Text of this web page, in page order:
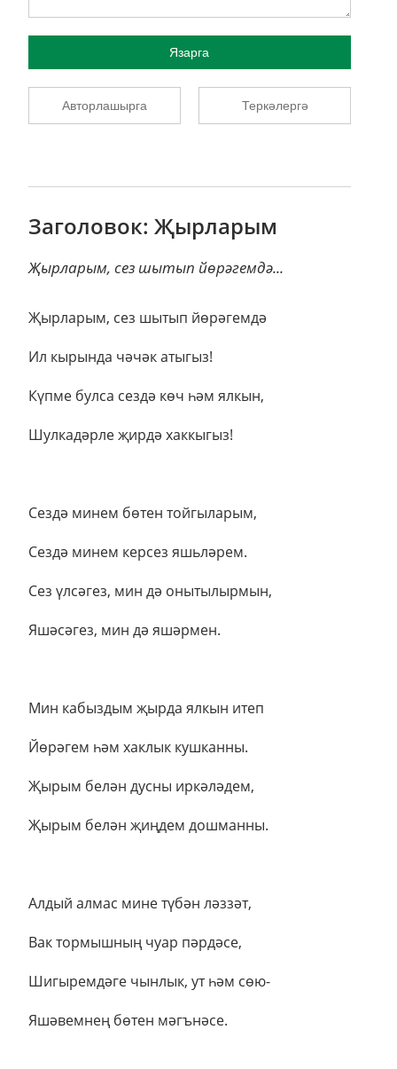
Язарга
Авторлашырга Теркәлергә
Заголовок: Җырларым
Җырларым, сез шытып йөрәгемдә...
Җырларым, сез шытып йөрәгемдә
Ил кырында чәчәк атыгыз!
Күпме булса сездә көч һәм ялкын,
Шулкадәрле җирдә хаккыгыз!
Сездә минем бөтен тойгыларым,
Сездә минем керсез яшьләрем.
Сез үлсәгез, мин дә онытылырмын,
Яшәсәгез, мин дә яшәрмен.
Мин кабыздым җырда ялкын итеп
Йөрәгем һәм хаклык кушканны.
Җырым белән дусны иркәләдем,
Җырым белән җиңдем дошманны.
Алдый алмас мине түбән ләззәт,
Вак тормышның чуар пәрдәсе,
Шигыремдәге чынлык, ут һәм сөю-
Яшәвемнең бөтен мәгънәсе.